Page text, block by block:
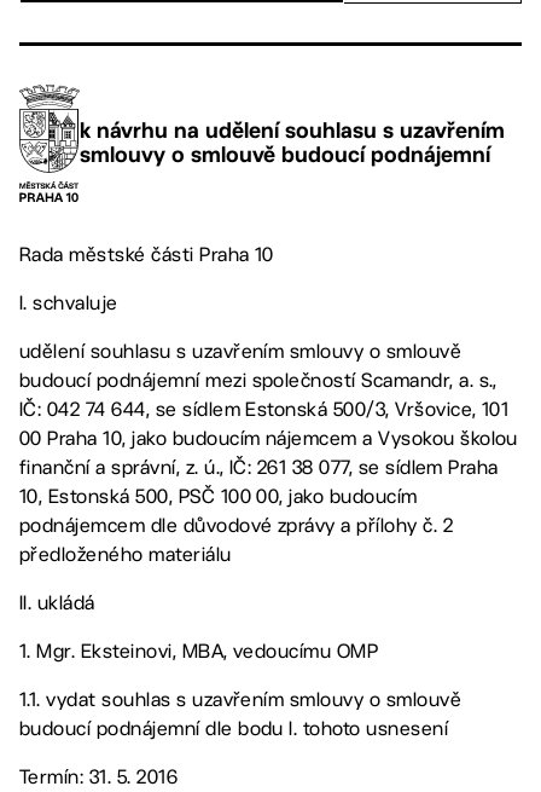
k návrhu na udělení souhlasu s uzavřením
smlouvy o smlouvě budoucí podnájemní
Rada městské části Praha 10
I. schvaluje
udělení souhlasu s uzavřením smlouvy o smlouvě
budoucí podnájemní mezi společností Scamandr, a. s.,
IČ: 042 74 644, se sídlem Estonská 500/3, Vršovice, 101
00 Praha 10, jako budoucím nájemcem a Vysokou školou
finanční a správní, z. ú., IČ: 261 38 077, se sídlem Praha
10, Estonská 500, PSČ 100 00, jako budoucím
podnájemcem dle důvodové zprávy a přílohy č. 2
předloženého materiálu
II. ukládá
1. Mgr. Eksteinovi, MBA, vedoucímu OMP
1.1. vydat souhlas s uzavřením smlouvy o smlouvě
budoucí podnájemní dle bodu I. tohoto usnesení
Termín: 31. 5. 2016